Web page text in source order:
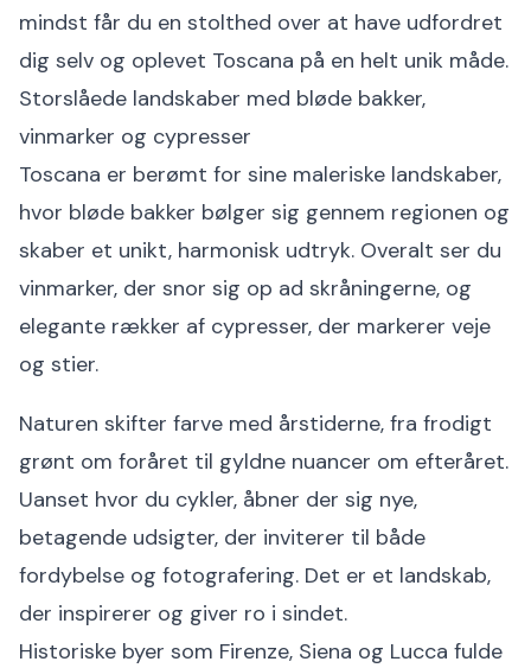
mindst får du en stolthed over at have udfordret
dig selv og oplevet Toscana på en helt unik måde.
Storslåede landskaber med bløde bakker,
vinmarker og cypresser
Toscana er berømt for sine maleriske landskaber,
hvor bløde bakker bølger sig gennem regionen og
skaber et unikt, harmonisk udtryk. Overalt ser du
vinmarker, der snor sig op ad skråningerne, og
elegante rækker af cypresser, der markerer veje
og stier.
Naturen skifter farve med årstiderne, fra frodigt
grønt om foråret til gyldne nuancer om efteråret.
Uanset hvor du cykler, åbner der sig nye,
betagende udsigter, der inviterer til både
fordybelse og fotografering. Det er et landskab,
der inspirerer og giver ro i sindet.
Historiske byer som Firenze, Siena og Lucca fulde